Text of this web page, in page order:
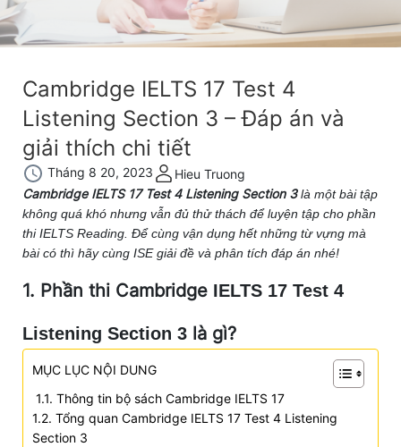
Cambridge IELTS 17 Test 4
Listening Section 3 – Đáp án và
giải thích chi tiết
Tháng 8 20, 2023
Hieu Truong
Cambridge IELTS 17 Test 4 Listening Section 3là một bài tập
không quá khó nhưng vẫn đủ thử thách để luyện tập cho phần
thi IELTS Reading. Để cùng vận dụng hết những từ vựng mà
bài có thì hãy cùng ISE giải đề và phân tích đáp án nhé!
1. Phần thi Cambridge IELTS 17 Test 4
Listening Section 3 là gì?
MỤC LỤC NỘI DUNG
1.1. Thông tin bộ sách Cambridge IELTS 17
1.2. Tổng quan Cambridge IELTS 17 Test 4 Listening
Section 3